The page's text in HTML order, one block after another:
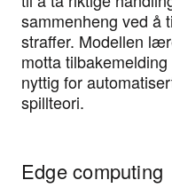
sammenheng ved å
straffer. Modellen
motta
nyttig for
spillteori.
Edge computing